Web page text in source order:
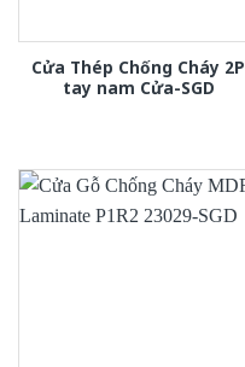
Cửa Thép Chống Cháy 2P
tay nam Cửa-SGD